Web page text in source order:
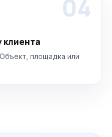
04
клиента
площадка или